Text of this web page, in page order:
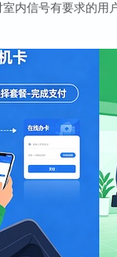
内信号有要求的用户